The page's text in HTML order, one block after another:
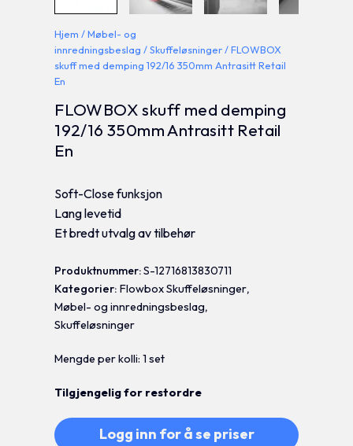
Hjem /Møbel- og
innredningsbeslag /Skuffeløsninger/ FLOWBOX
skuff med demping 192/16 350mm Antrasitt Retail
En
FLOWBOX skuff med demping
192/16 350mm Antrasitt Retail
En
Soft-Close funksjon
Lang levetid
Et bredt utvalg av tilbehør
Produktnummer:S-12716813830711
Kategorier:Flowbox Skuffeløsninger,
Møbel- og innredningsbeslag,
Skuffeløsninger
Mengde per kolli: 1 set
Tilgjengelig for restordre
Logg inn for å se priser